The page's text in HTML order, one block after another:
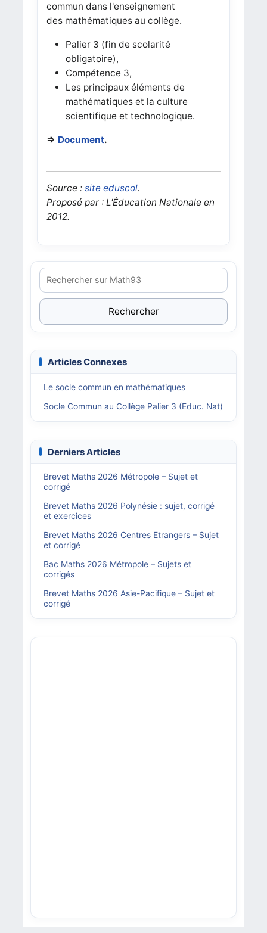
commun dans l'enseignement
des mathématiques au collège.
Palier 3 (fin de scolarité
obligatoire),
Compétence 3,
Les principaux éléments de
mathématiques et la culture
scientifique et technologique.
=> Document.
Source : site eduscol.
Proposé par : L'Éducation Nationale en
2012.
Rechercher
Articles Connexes
Le socle commun en mathématiques
Socle Commun au Collège Palier 3 (Educ. Nat)
Derniers Articles
Brevet Maths 2026 Métropole – Sujet et
corrigé
Brevet Maths 2026 Polynésie : sujet, corrigé
et exercices
Brevet Maths 2026 Centres Etrangers – Sujet
et corrigé
Bac Maths 2026 Métropole – Sujets et
corrigés
Brevet Maths 2026 Asie-Pacifique – Sujet et
corrigé